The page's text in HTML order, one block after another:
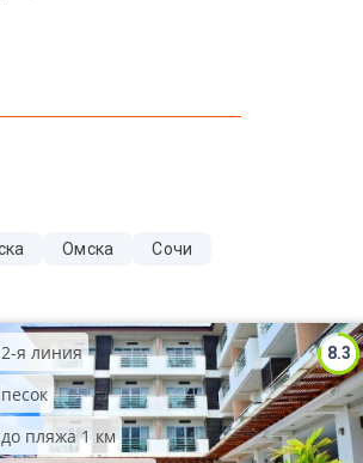
Омска
Сочи
8.3
2-я линия
песок
до пляжа 1 км